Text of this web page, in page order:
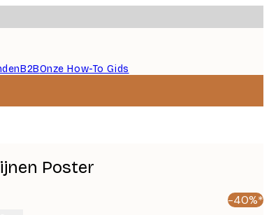
B2BOnze How-To Gids
Poster
-40%*